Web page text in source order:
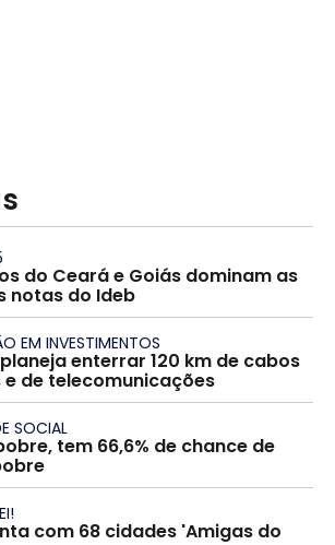
do Ceará e Goiás dominam as
notas do Ideb
EM INVESTIMENTOS
enterrar 120 km de cabos
de telecomunicações
SOCIAL
tem 66,6% de chance de
com 68 cidades 'Amigas do